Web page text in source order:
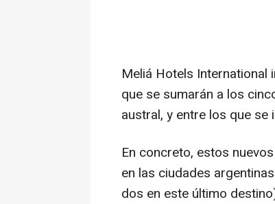
Meliá Hotels
que se sumarán a los
austral, y entre los que se
En concreto, estos
en las ciudades
dos en este último